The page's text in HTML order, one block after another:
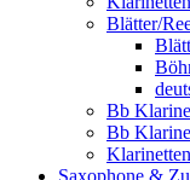
Blätter/
Bb
Bb
Saxophone &